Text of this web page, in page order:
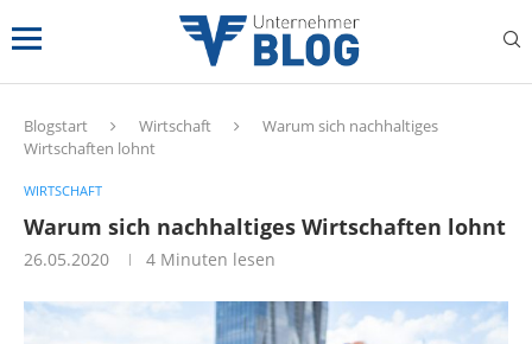
Blogstart Wirtschaft
Warum sich nachhaltiges
Wirtschaften lohnt
WIRTSCHAFT
Warum sich nachhaltiges Wirtschaften lohnt
26.05.2020 4 Minuten lesen